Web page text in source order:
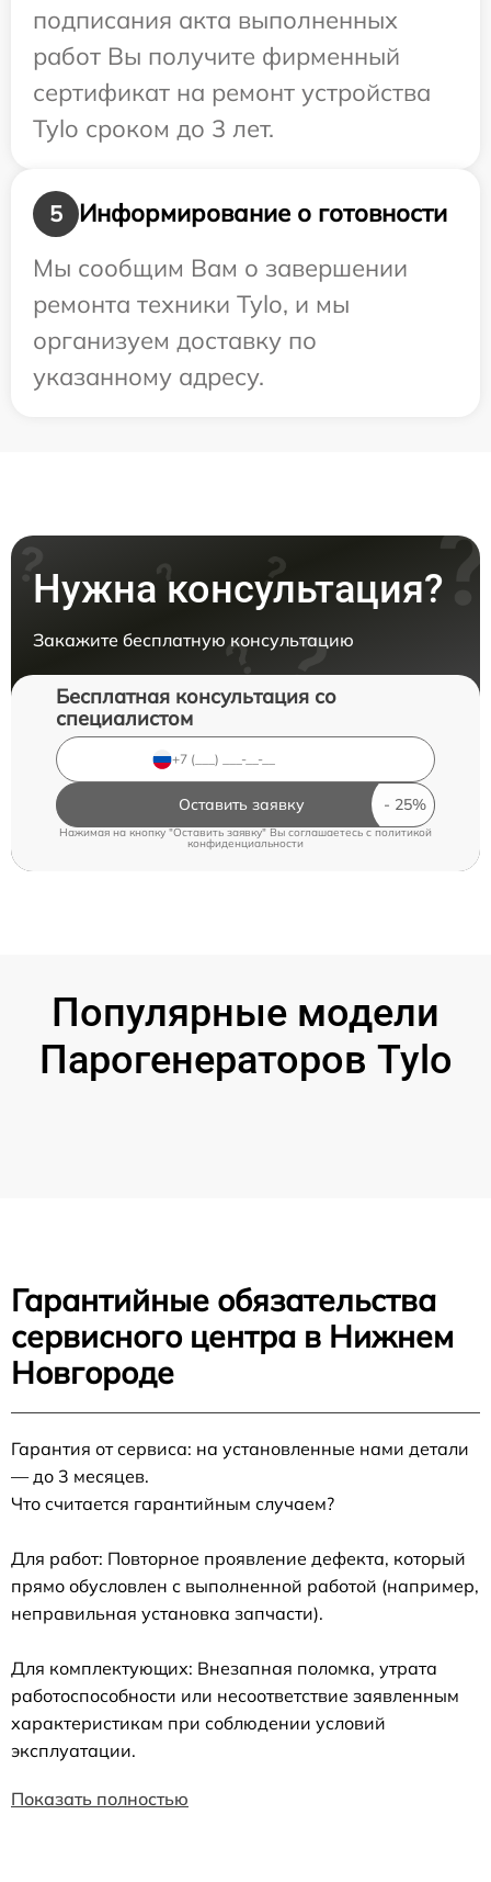
подписания акта выполненных
работ Вы получите фирменный
сертификат на ремонт устройства
Tylo сроком до 3 лет.
5
Информирование о готовности
Мы сообщим Вам о завершении
ремонта техники Tylo, и мы
организуем доставку по
указанному адресу.
Нужна консультация?
Закажите бесплатную консультацию
Бесплатная консультация со
специалистом
Оставить заявку
Нажимая на кнопку "Оставить заявку" Вы соглашаетесь cполитикой
конфиденциальности
Популярные модели
Парогенераторов Tylo
Гарантийные обязательства
сервисного центра в Нижнем
Новгороде
Гарантия от сервиса: на установленные нами детали
— до 3 месяцев.
Что считается гарантийным случаем?
Для работ: Повторное проявление дефекта, который
прямо обусловлен с выполненной работой (например,
неправильная установка запчасти).
Для комплектующих: Внезапная поломка, утрата
работоспособности или несоответствие заявленным
характеристикам при соблюдении условий
эксплуатации.
Показать полностью